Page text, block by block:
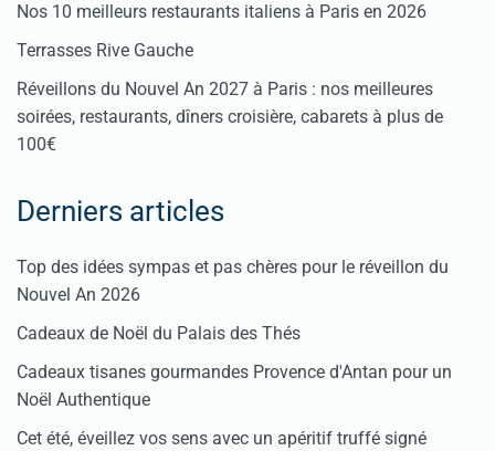
Nos 10 meilleurs restaurants italiens à Paris en 2026
Terrasses Rive Gauche
Réveillons du Nouvel An 2027 à Paris : nos meilleures
soirées, restaurants, dîners croisière, cabarets à plus de
100€
Derniers articles
Top des idées sympas et pas chères pour le réveillon du
Nouvel An 2026
Cadeaux de Noël du Palais des Thés
Cadeaux tisanes gourmandes Provence d'Antan pour un
Noël Authentique
Cet été, éveillez vos sens avec un apéritif truffé signé